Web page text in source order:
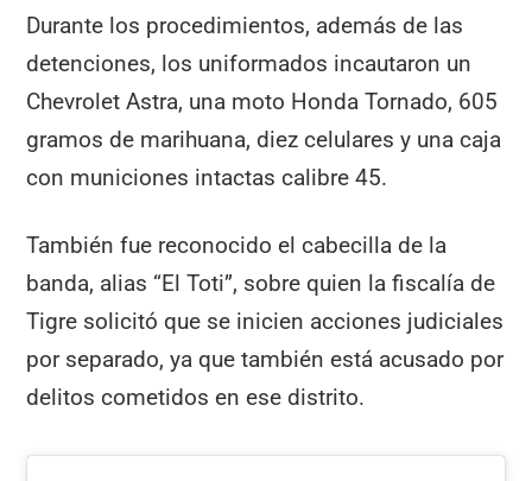
Durante los procedimientos, además de las
detenciones, los uniformados incautaron un
Chevrolet Astra, una moto Honda Tornado, 605
gramos de marihuana, diez celulares y una caja
con municiones intactas calibre 45.
También fue reconocido el cabecilla de la
banda, alias “El Toti”, sobre quien la fiscalía de
Tigre solicitó que se inicien acciones judiciales
por separado, ya que también está acusado por
delitos cometidos en ese distrito.